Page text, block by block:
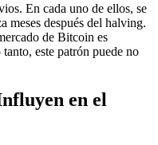
En cada uno de ellos, se
meses después del halving.
de Bitcoin es
este patrón puede no
en el